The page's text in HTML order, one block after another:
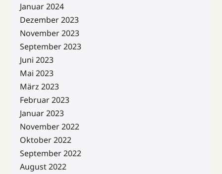
Januar 2024
Dezember 2023
November 2023
September 2023
Juni 2023
Mai 2023
März 2023
Februar 2023
Januar 2023
November 2022
Oktober 2022
September 2022
August 2022